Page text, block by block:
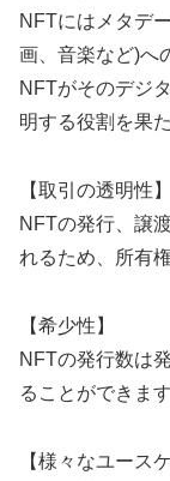
NFTにはメタデ
画、音楽など)へ
NFTがそのデジ
明する役割を果
【取引の透明性】
NFTの発行、譲
れるため、所有
【希少性】
NFTの発行数は
ることができま
【様々なユース